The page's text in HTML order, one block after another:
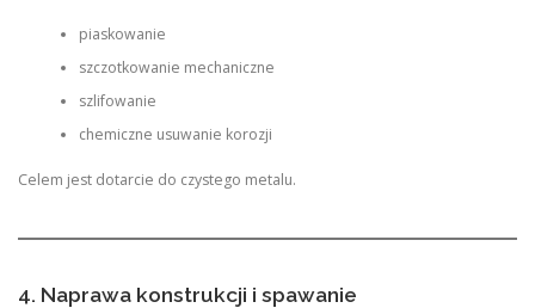
piaskowanie
szczotkowanie mechaniczne
szlifowanie
chemiczne usuwanie korozji
Celem jest dotarcie do czystego metalu.
4. Naprawa konstrukcji i spawanie